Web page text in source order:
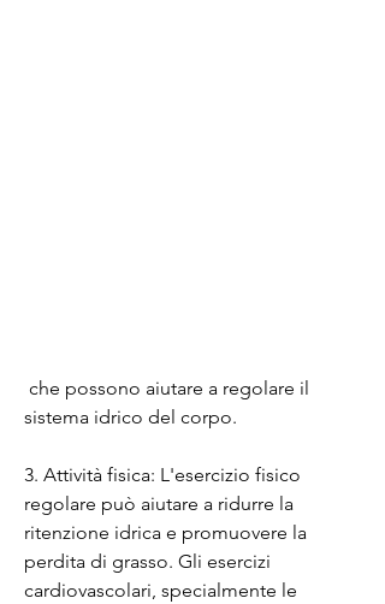
sistema idrico del corpo.
3. Attività fisica: L'esercizio fisico
regolare può aiutare a ridurre la
ritenzione idrica e promuovere la
perdita di grasso. Gli esercizi
cardiovascolari, specialmente le